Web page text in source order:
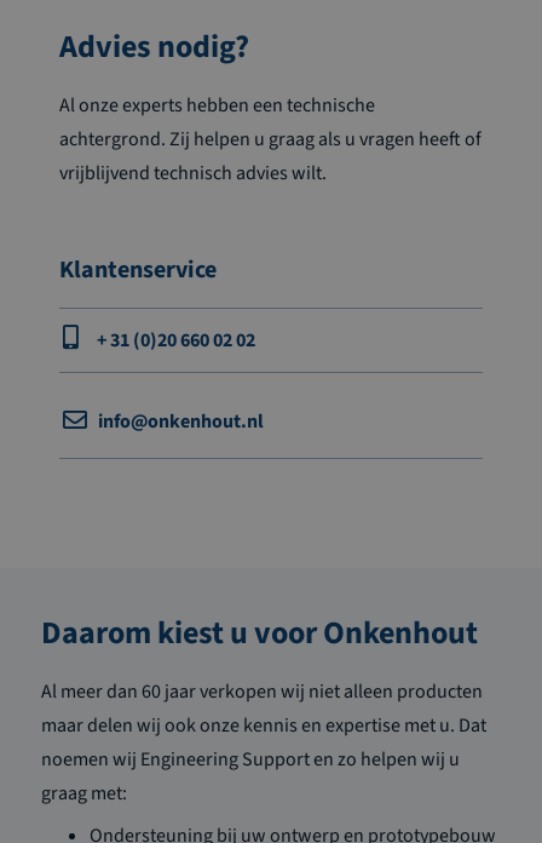
Advies nodig?
Al onze experts hebben een technische
achtergrond. Zij helpen u graag als u vragen heeft of
vrijblijvend technisch advies wilt.
Klantenservice
+ 31 (0)20 660 02 02
info@onkenhout.nl
Daarom kiest u voor Onkenhout
Al meer dan 60 jaar verkopen wij niet alleen producten
maar delen wij ook onze kennis en expertise met u. Dat
noemen wij Engineering Support en zo helpen wij u
graag met:
Ondersteuning bij uw ontwerp en prototypebouw